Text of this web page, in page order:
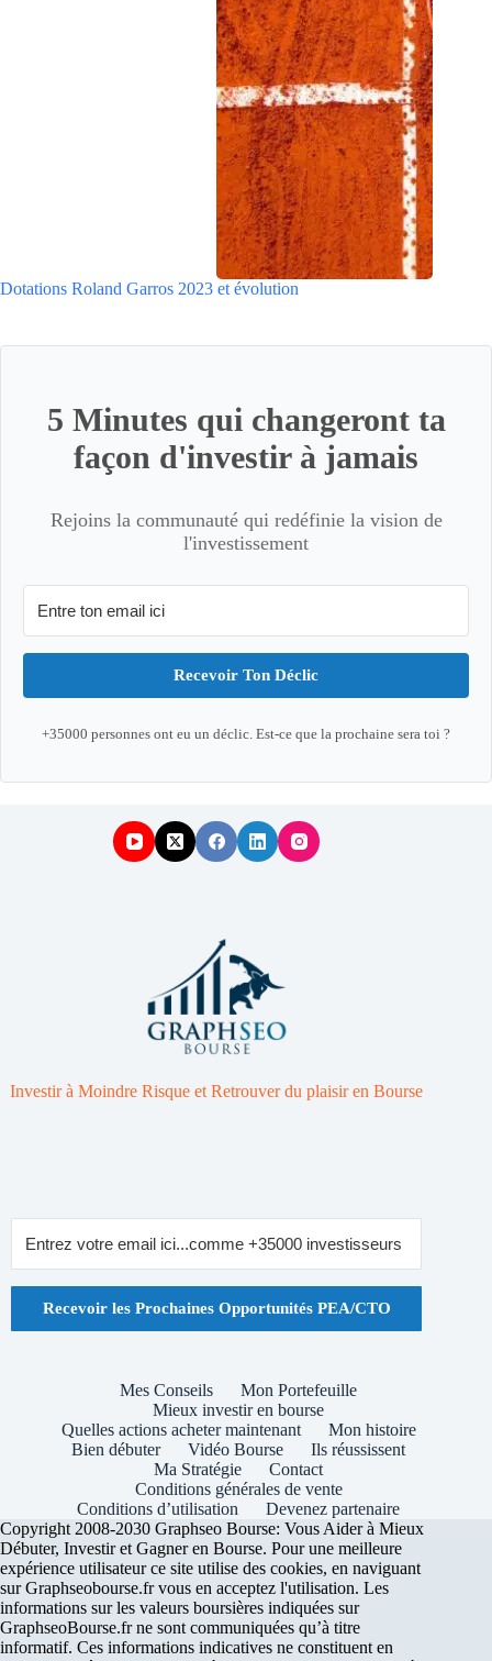
Dotations Roland Garros 2023 et évolution
5 Minutes qui changeront ta
façon d'investir à jamais
Rejoins la communauté qui redéfinie la vision de
l'investissement
Recevoir Ton Déclic
+35000 personnes ont eu un déclic. Est-ce que la prochaine sera toi ?
Investir à Moindre Risque et Retrouver du plaisir en Bourse
Recevoir les Prochaines Opportunités PEA/CTO
Mes Conseils
Mon Portefeuille
Mieux investir en bourse
Quelles actions acheter maintenant
Mon histoire
Bien débuter
Vidéo Bourse
Ils réussissent
Ma Stratégie
Contact
Conditions générales de vente
Conditions d’utilisation
Devenez partenaire
Copyright 2008-2030 Graphseo Bourse: Vous Aider à Mieux
Débuter, Investir et Gagner en Bourse. Pour une meilleure
expérience utilisateur ce site utilise des cookies, en naviguant
sur Graphseobourse.fr vous en acceptez l'utilisation. Les
informations sur les valeurs boursières indiquées sur
GraphseoBourse.fr ne sont communiquées qu’à titre
informatif. Ces informations indicatives ne constituent en